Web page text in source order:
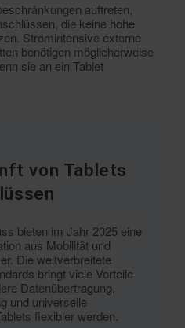
auftreten,
die keine hohe
Stromintensive externe
benötigen möglicherweise
sie an ein Tablet
von Tablets
bieten im Jahr 2025 eine
aus Mobilität und
Die weitverbreitete
bringt viele Vorteile
Datenübertragung,
und universelle
flexibler werden.